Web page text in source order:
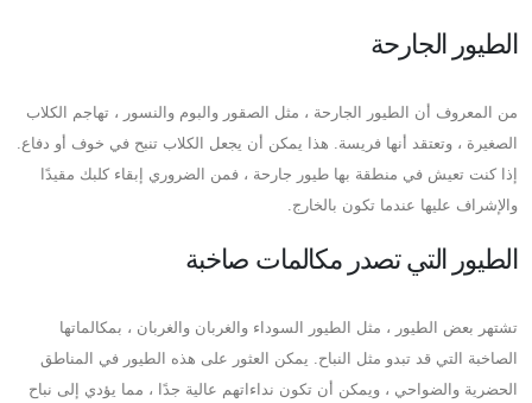
الطيور الجارحة
من المعروف أن الطيور الجارحة ، مثل الصقور والبوم والنسور ، تهاجم الكلاب
الصغيرة ، وتعتقد أنها فريسة. هذا يمكن أن يجعل الكلاب تنبح في خوف أو دفاع.
إذا كنت تعيش في منطقة بها طيور جارحة ، فمن الضروري إبقاء كلبك مقيدًا
والإشراف عليها عندما تكون بالخارج.
الطيور التي تصدر مكالمات صاخبة
تشتهر بعض الطيور ، مثل الطيور السوداء والغربان والغربان ، بمكالماتها
الصاخبة التي قد تبدو مثل النباح. يمكن العثور على هذه الطيور في المناطق
الحضرية والضواحي ، ويمكن أن تكون نداءاتهم عالية جدًا ، مما يؤدي إلى نباح